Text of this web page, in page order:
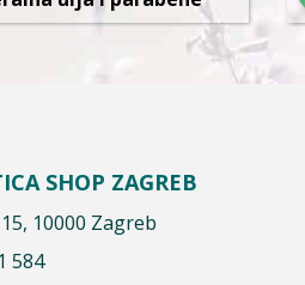
SHOP ZAGREB
10000 Zagreb
584